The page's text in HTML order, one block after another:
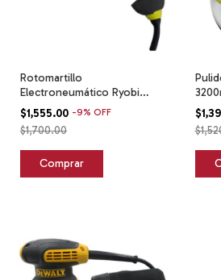
Rotomartillo
Electroneumático Ryobi
Zrd620h Verde Verde
$1,555.00 -9% OFF
$1,700.00